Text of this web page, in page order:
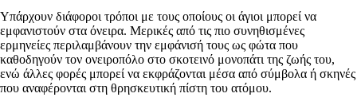
Υπάρχουν διάφοροι τρόποι με τους οποίους οι άγιοι μπορεί να
εμφανιστούν στα όνειρα. Μερικές από τις πιο συνηθισμένες
ερμηνείες περιλαμβάνουν την εμφάνισή τους ως φώτα που
καθοδηγούν τον ονειροπόλο στο σκοτεινό μονοπάτι της ζωής του,
ενώ άλλες φορές μπορεί να εκφράζονται μέσα από σύμβολα ή σκηνές
που αναφέρονται στη θρησκευτική πίστη του ατόμου.